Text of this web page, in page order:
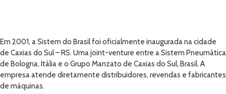
Em 2001, a Sistem do Brasil foi oficialmente inaugurada na cidade
de Caxias do Sul – RS. Uma joint-venture entre a Sistem Pneumática
de Bologna, Itália e o Grupo Manzato de Caxias do Sul, Brasil. A
empresa atende diretamente distribuidores, revendas e fabricantes
de máquinas.